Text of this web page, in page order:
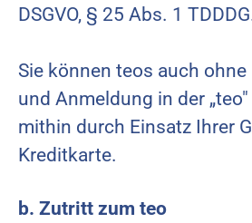
DSGVO, § 25 Abs. 1
Sie können teos auch
und Anmeldung in der
mithin durch Einsatz Ihrer
Kreditkarte.
b. Zutritt zum teo